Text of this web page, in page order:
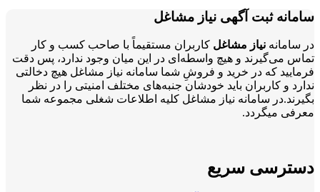
سامانه ثبت آگهی نیاز مشاغل
در سامانه نیاز مشاغلکاربران مستقیماً با صاحب کسب و کار
تماس می‌گیرند و هیچ واسطه‌ای در این میان وجود ندارد، پس دقت
فرمایید که در خرید و فروشِ شما سامانه نیاز مشاغل هیچ دخالتی
ندارد و کاربران باید خودشان جنبه‌های مختلف امنیتی را در نظر
بگیرند.در سامانه نیاز مشاغل کلیه اطلاعات شغلی مجموعه شما
معرفی میگردد.
دسترسی سریع